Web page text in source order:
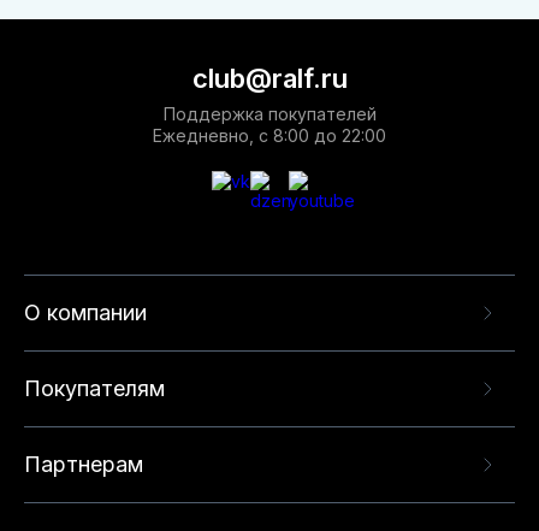
О компании
Покупателям
Партнерам
club@ralf.ru
Поддержка покупателей
Ежедневно, с 8:00 до 22:00